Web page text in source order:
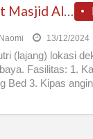
Kost Putri Dekat Masjid Al Akbar Surabaya
Naomi 13/12/2024
(lajang) lokasi
Fasilitas: 1.
Bed 3. Kipas